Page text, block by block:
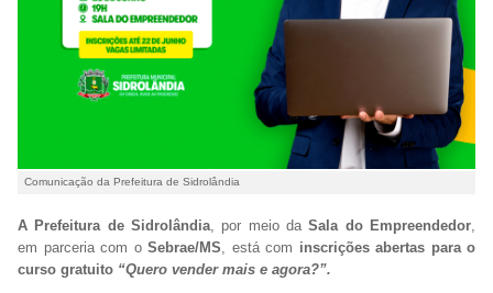
Comunicação da Prefeitura de Sidrolândia
A Prefeitura de Sidrolândia, por meio daSala do Empreendedor,
em parceria com o Sebrae/MS, está com inscrições abertas para o
curso gratuito “Quero vender mais e agora?”.